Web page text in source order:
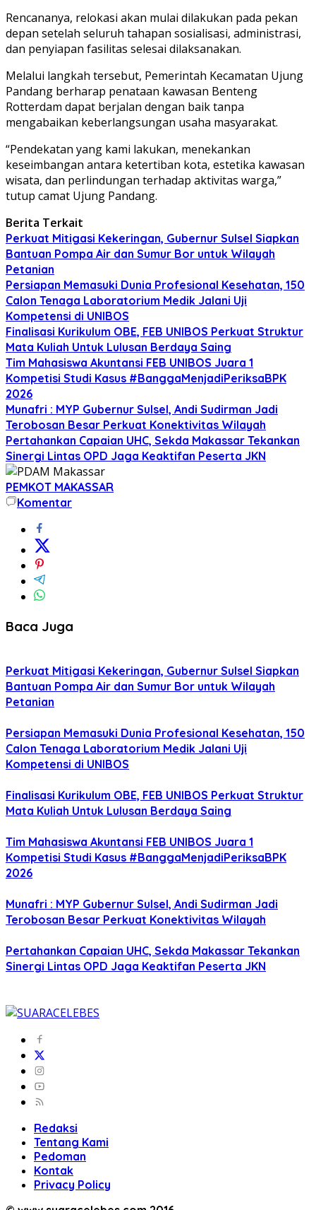
Rencananya, relokasi akan mulai dilakukan pada pekan
depan setelah seluruh tahapan sosialisasi, administrasi,
dan penyiapan fasilitas selesai dilaksanakan.
Melalui langkah tersebut, Pemerintah Kecamatan Ujung
Pandang berharap penataan kawasan Benteng
Rotterdam dapat berjalan dengan baik tanpa
mengabaikan keberlangsungan usaha masyarakat.
“Pendekatan yang kami lakukan, menekankan
keseimbangan antara ketertiban kota, estetika kawasan
wisata, dan perlindungan terhadap aktivitas warga,”
tutup camat Ujung Pandang.
Berita Terkait
Perkuat Mitigasi Kekeringan, Gubernur Sulsel Siapkan
Bantuan Pompa Air dan Sumur Bor untuk Wilayah
Petanian
Persiapan Memasuki Dunia Profesional Kesehatan, 150
Calon Tenaga Laboratorium Medik Jalani Uji
Kompetensi di UNIBOS
Finalisasi Kurikulum OBE, FEB UNIBOS Perkuat Struktur
Mata Kuliah Untuk Lulusan Berdaya Saing
Tim Mahasiswa Akuntansi FEB UNIBOS Juara 1
Kompetisi Studi Kasus #BanggaMenjadiPeriksaBPK
2026
Munafri : MYP Gubernur Sulsel, Andi Sudirman Jadi
Terobosan Besar Perkuat Konektivitas Wilayah
Pertahankan Capaian UHC, Sekda Makassar Tekankan
Sinergi Lintas OPD Jaga Keaktifan Peserta JKN
PEMKOT MAKASSAR
Komentar
Baca Juga
Perkuat Mitigasi Kekeringan, Gubernur Sulsel Siapkan
Bantuan Pompa Air dan Sumur Bor untuk Wilayah
Petanian
Persiapan Memasuki Dunia Profesional Kesehatan, 150
Calon Tenaga Laboratorium Medik Jalani Uji
Kompetensi di UNIBOS
Finalisasi Kurikulum OBE, FEB UNIBOS Perkuat Struktur
Mata Kuliah Untuk Lulusan Berdaya Saing
Tim Mahasiswa Akuntansi FEB UNIBOS Juara 1
Kompetisi Studi Kasus #BanggaMenjadiPeriksaBPK
2026
Munafri : MYP Gubernur Sulsel, Andi Sudirman Jadi
Terobosan Besar Perkuat Konektivitas Wilayah
Pertahankan Capaian UHC, Sekda Makassar Tekankan
Sinergi Lintas OPD Jaga Keaktifan Peserta JKN
Redaksi
Tentang Kami
Pedoman
Kontak
Privacy Policy